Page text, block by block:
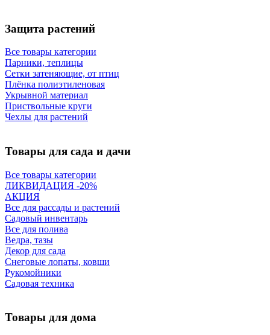
Защита растений
Все товары категории
Парники, теплицы
Сетки затеняющие, от птиц
Плёнка полиэтиленовая
Укрывной материал
Приствольные круги
Чехлы для растений
Товары для сада и дачи
Все товары категории
ЛИКВИДАЦИЯ -20%
АКЦИЯ
Все для рассады и растений
Садовый инвентарь
Все для полива
Ведра, тазы
Декор для сада
Снеговые лопаты, ковши
Рукомойники
Садовая техника
Товары для дома